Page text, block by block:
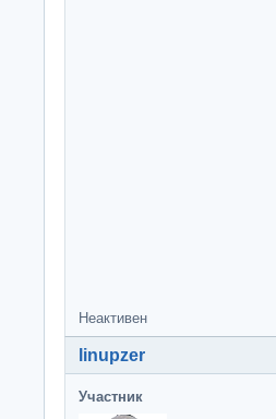
Неактивен
linupzer
Участник